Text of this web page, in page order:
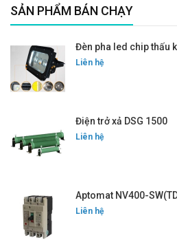
SẢN PHẨM BÁN CHẠY
Đèn pha led chip thấu
Liên hệ
Điện trở xả DSG 1500
Liên hệ
Aptomat NV400-
Liên hệ